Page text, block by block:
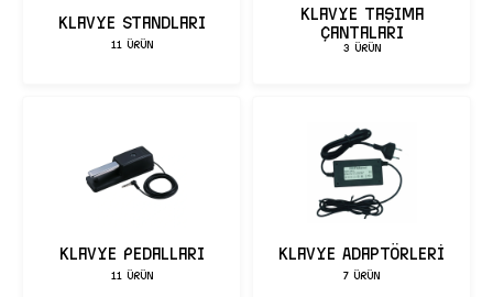
Klavye Standları
11 ÜRÜN
Klavye Taşıma
Çantaları
3 ÜRÜN
Klavye Pedalları
11 ÜRÜN
Klavye Adaptörleri
7 ÜRÜN